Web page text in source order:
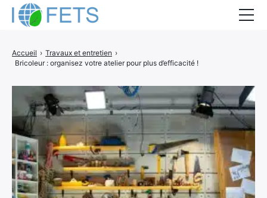
Accueil › Travaux et entretien ›
Bricoleur : organisez votre atelier pour plus d’efficacité !
Actualités
Métiers du BTP
Guides thermiques
Aides à la rénovation
DEVIS